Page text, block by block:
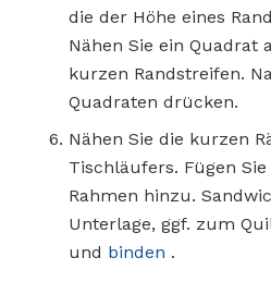
die der Höhe eines
Nähen Sie ein Quadrat
kurzen Randstreifen.
Quadraten drücken.
Nähen Sie die kurzen
Tischläufers. Fügen
Rahmen hinzu.
Unterlage, ggf. zum
und binden .